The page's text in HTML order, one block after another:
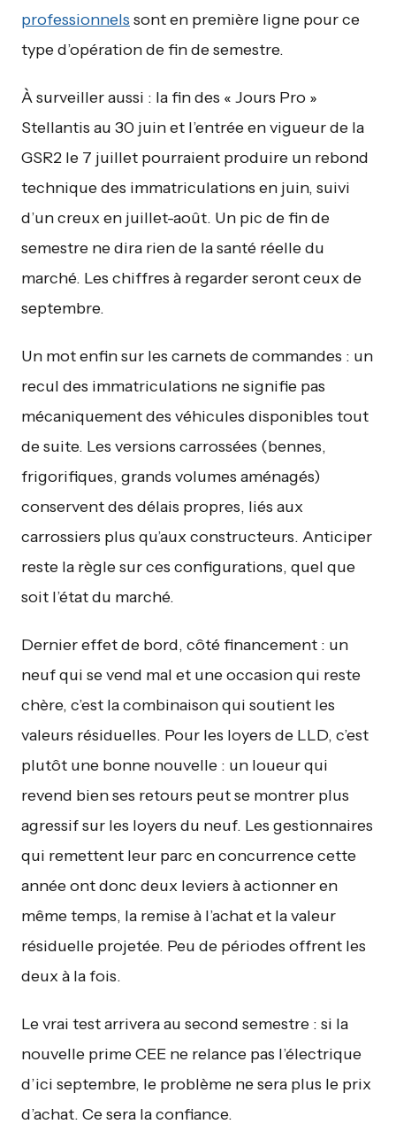
professionnels sont en première ligne pour ce
type d’opération de fin de semestre.
À surveiller aussi : la fin des « Jours Pro »
Stellantis au 30 juin et l’entrée en vigueur de la
GSR2 le 7 juillet pourraient produire un rebond
technique des immatriculations en juin, suivi
d’un creux en juillet-août. Un pic de fin de
semestre ne dira rien de la santé réelle du
marché. Les chiffres à regarder seront ceux de
septembre.
Un mot enfin sur les carnets de commandes : un
recul des immatriculations ne signifie pas
mécaniquement des véhicules disponibles tout
de suite. Les versions carrossées (bennes,
frigorifiques, grands volumes aménagés)
conservent des délais propres, liés aux
carrossiers plus qu’aux constructeurs. Anticiper
reste la règle sur ces configurations, quel que
soit l’état du marché.
Dernier effet de bord, côté financement : un
neuf qui se vend mal et une occasion qui reste
chère, c’est la combinaison qui soutient les
valeurs résiduelles. Pour les loyers de LLD, c’est
plutôt une bonne nouvelle : un loueur qui
revend bien ses retours peut se montrer plus
agressif sur les loyers du neuf. Les gestionnaires
qui remettent leur parc en concurrence cette
année ont donc deux leviers à actionner en
même temps, la remise à l’achat et la valeur
résiduelle projetée. Peu de périodes offrent les
deux à la fois.
Le vrai test arrivera au second semestre : si la
nouvelle prime CEE ne relance pas l’électrique
d’ici septembre, le problème ne sera plus le prix
d’achat. Ce sera la confiance.